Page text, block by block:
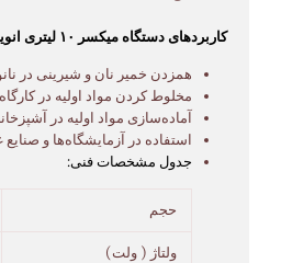
کاربردهای دستگاه میکسر ۱۰ لیتری انویل:
همزدن خمیر نان و شیرینی در
مخلوط کردن مواد اولیه در
آماده‌سازی مواد اولیه در
استفاده در آزمایشگاه‌ها و
جدول مشخصات فنی:
حجم
ولتاژ ( ولت)